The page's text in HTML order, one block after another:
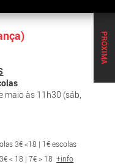
PRÓXIMA
maio às 11h30 (sáb,
3€ <18 | 1€ escolas
< 18 | 7€ > 18+info